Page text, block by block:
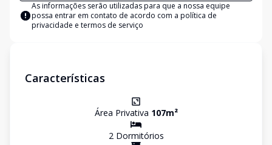
As informações serão utilizadas para que a nossa equipe
possa entrar em contato de acordo com a política de
privacidade e termos de serviço
Características
Área Privativa 107m²
2Dormitórios